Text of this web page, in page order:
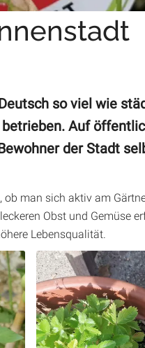
so viel wie
Auf
der Stadt
man sich aktiv am
Obst und Gemüse
Lebensqualität.